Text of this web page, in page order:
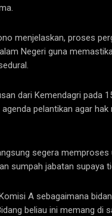
menjelaskan, proses
Negeri guna
dari Kemendagri pada
pelantikan agar
segera
sumpah jabatan supaya
A sebagaimana
beliau ini memang di